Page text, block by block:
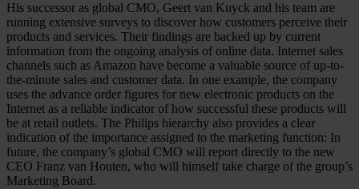
His successor as global CMO, Geert van Kuyck and his team are
running extensive surveys to discover how customers perceive their
products and services. Their findings are backed up by current
information from the ongoing analysis of online data. Internet sales
channels such as Amazon have become a valuable source of up-to-
the-minute sales and customer data. In one example, the company
uses the advance order figures for new electronic products on the
Internet as a reliable indicator of how successful these products will
be at retail outlets. The Philips hierarchy also provides a clear
indication of the importance assigned to the marketing function: In
future, the company’s global CMO will report directly to the new
CEO Franz van Houten, who will himself take charge of the group’s
Marketing Board.